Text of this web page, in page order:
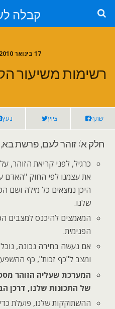
קבלה
17 בינואר 2010 • אין תגובות
רשימות משיעור הקבלה
שתף ציוץ נעץ
חלק א': זוהר לעם, פרשת בא,
כרגיל, לפני קריאת הזוהר,
את עצמנו לפי החוק "האדם
היכן נמצאים כל מילה ושם
שלנו.
המאמצים להיכנס למצבים
הפנימית.
אם נעשה בחירה נכונה,
ומצב ל"כף זכות", כף
המערכת שעליה הזוהר
של התכונות שלנו, דרכן
ההשתוקקות שלנו, פועלת